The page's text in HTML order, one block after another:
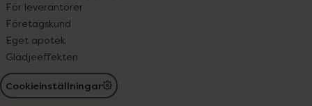
För leverantörer
Företagskund
Eget apotek
Glädjeeffekten
Cookieinställningar